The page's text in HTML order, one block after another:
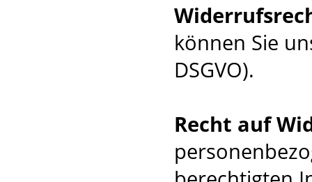
können Sie
DSGVO).
Recht auf